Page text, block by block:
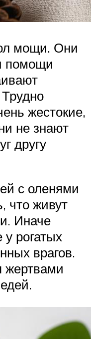
мощи. Они
помощи
жестокие,
не знают
другу
с оленями
что живут
Иначе
у рогатых
врагов.
жертвами